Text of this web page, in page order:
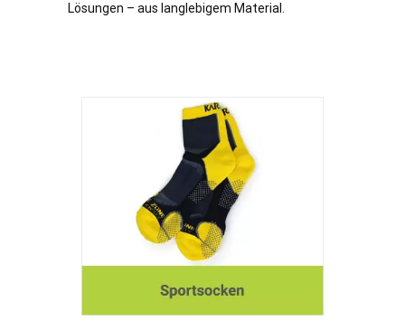
Lösungen – aus langlebigem Material.